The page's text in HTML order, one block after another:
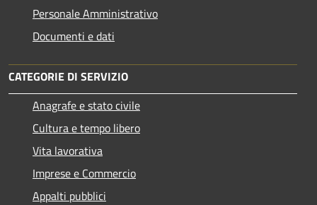
Personale Amministrativo
Documenti e dati
CATEGORIE DI SERVIZIO
Anagrafe e stato civile
Cultura e tempo libero
Vita lavorativa
Imprese e Commercio
Appalti pubblici